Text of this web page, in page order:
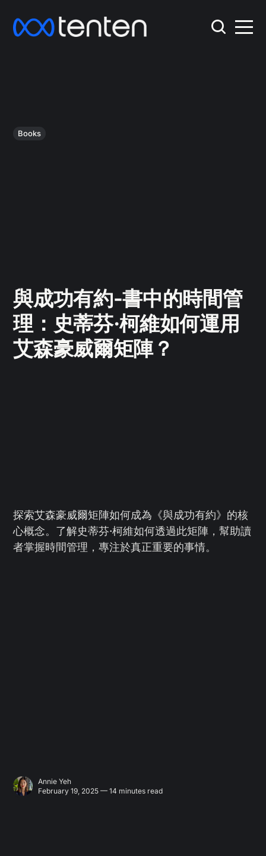
Books
與成功有約-書中的時間管
理：史蒂芬·柯維如何運用
艾森豪威爾矩陣？
探索艾森豪威爾矩陣如何成為《與成功有約》的核
心概念。了解史蒂芬·柯維如何透過此矩陣，幫助讀
者掌握時間管理，專注於真正重要的事情。
Annie Yeh
February 19, 2025 — 14 minutes read